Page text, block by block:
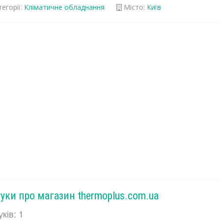
Кліматичне обладнання Місто: Київ
про магазин thermoplus.com.ua
1